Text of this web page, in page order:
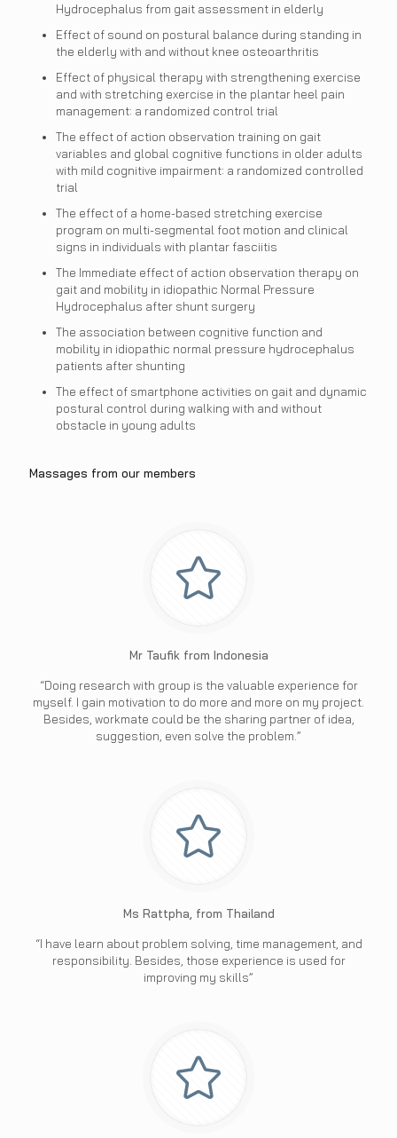
Hydrocephalus from gait assessment in elderly
Effect of sound on postural balance during standing in
the elderly with and without knee osteoarthritis
Effect of physical therapy with strengthening exercise
and with stretching exercise in the plantar heel pain
management: a randomized control trial
The effect of action observation training on gait
variables and global cognitive functions in older adults
with mild cognitive impairment: a randomized controlled
trial
The effect of a home-based stretching exercise
program on multi-segmental foot motion and clinical
signs in individuals with plantar fasciitis
The Immediate effect of action observation therapy on
gait and mobility in idiopathic Normal Pressure
Hydrocephalus after shunt surgery
The association between cognitive function and
mobility in idiopathic normal pressure hydrocephalus
patients after shunting
The effect of smartphone activities on gait and dynamic
postural control during walking with and without
obstacle in young adults
Massages from our members
Mr Taufik from Indonesia
“Doing research with group is the valuable experience for
myself. I gain motivation to do more and more on my project.
Besides, workmate could be the sharing partner of idea,
suggestion, even solve the problem.”
Ms Rattpha, from Thailand
“I have learn about problem solving, time management, and
responsibility. Besides, those experience is used for
improving my skills”